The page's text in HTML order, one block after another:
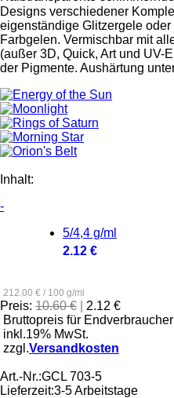
Designs verschiedener
eigenständige Glitzergele
Farbgelen. Vermischbar mit
(außer 3D, Quick, Art und UV-
der Pigmente. Aushärtung
Inhalt:
-
5/4,4 g/ml
2.12 €
212.00 € / 100 g/ml
Preis: 10.60 €
2.12 €
Bruttopreis für Endverbraucher
inkl.19% MwSt.
zzgl.Versandkosten
Art.-Nr.:GCL 703-5
Lieferzeit:3-5 Arbeitstage